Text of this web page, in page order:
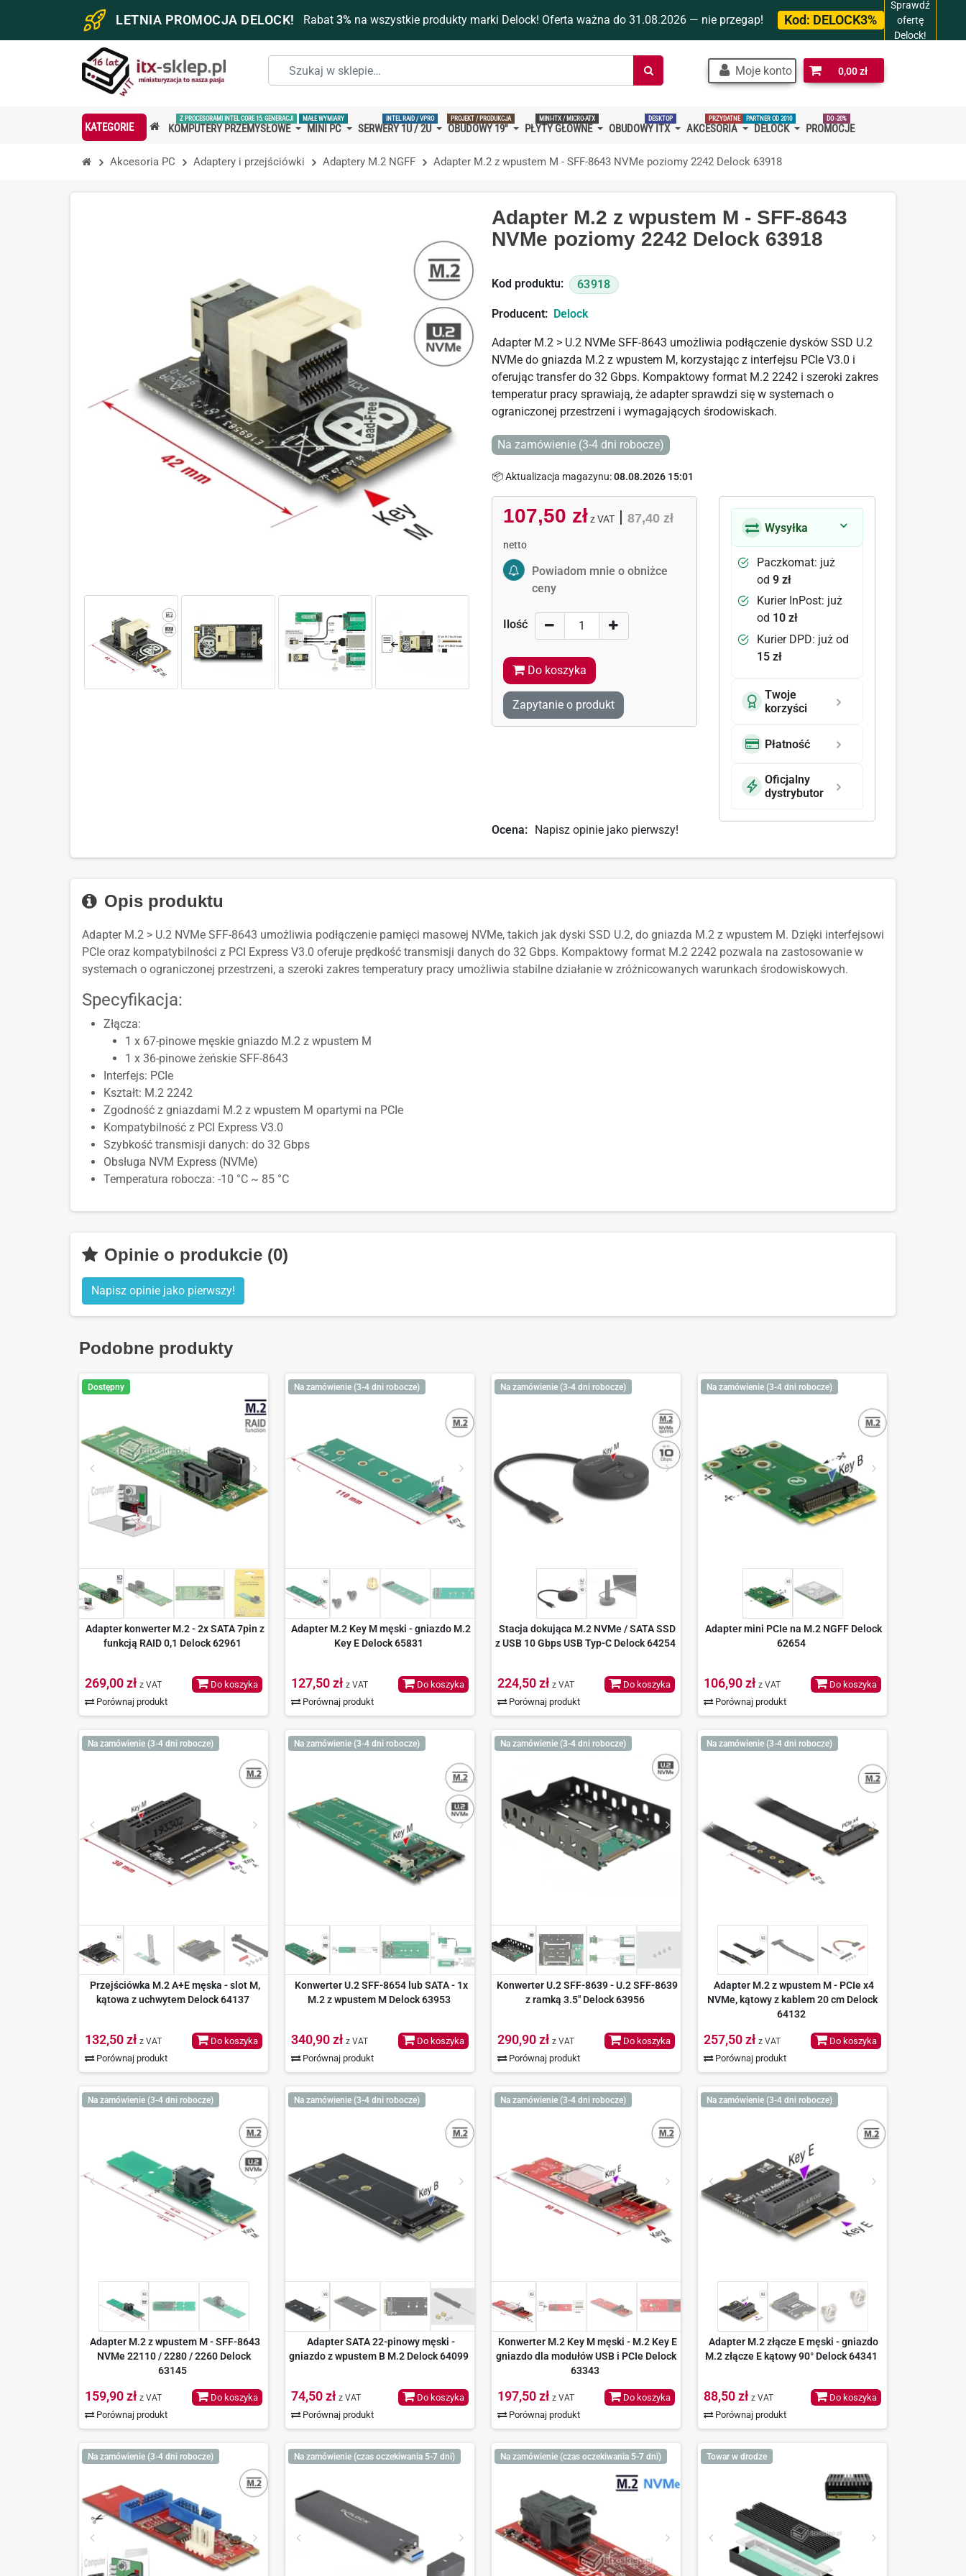
LETNIA PROMOCJA DELOCK! Rabat 3%na wszystkie produkty marki Delock! Oferta ważna do 31.08.2026 — nie przegap! Kod: DELOCK3%
Sprawdź
ofertę
Delock!
Szukaj
w
Moje konto 0,00 zł
KATEGORIE KOMPUTERY PRZEMYSŁOWE
Z PROCESORAMI INTEL CORE 15. GENERACJI
MINI PC
MAŁE WYMIARY
SERWERY 1U / 2U
INTEL RAID / VPRO
OBUDOWY 19''
PROJEKT / PRODUKCJA
PŁYTY GŁÓWNE
MINI-ITX / MICRO-ATX
OBUDOWY ITX
DESKTOP
AKCESORIA
PRZYDATNE
DELOCK
PARTNER OD 2010
PROMOCJE
DO -20%
Akcesoria PC Adaptery i przejściówki Adaptery M.2 NGFF Adapter M.2 z wpustem M - SFF-8643 NVMe poziomy 2242 Delock 63918
Adapter M.2 z wpustem M - SFF-8643
NVMe poziomy 2242 Delock 63918
Kod produktu: 63918
Producent: Delock
Adapter M.2 > U.2 NVMe SFF-8643 umożliwia podłączenie dysków SSD U.2
NVMe do gniazda M.2 z wpustem M, korzystając z interfejsu PCIe V3.0 i
oferując transfer do 32 Gbps. Kompaktowy format M.2 2242 i szeroki zakres
temperatur pracy sprawiają, że adapter sprawdzi się w systemach o
ograniczonej przestrzeni i wymagających środowiskach.
Na zamówienie (3-4 dni robocze)
📦 Aktualizacja magazynu:08.08.2026 15:01
107,50 zł z VAT| 87,40 zł
netto
Activate Price Alert
Powiadom mnie o obniżce
ceny
Ilość
Do koszyka
Zapytanie o produkt
Wysyłka
Paczkomat: już
od9 zł
Kurier InPost: już
od 10 zł
Kurier DPD: już od
15 zł
Twoje
korzyści
Płatność
Oficjalny
dystrybutor
Ocena: Napisz opinie jako pierwszy!
Opis produktu
Adapter M.2 > U.2 NVMe SFF-8643 umożliwia podłączenie pamięci masowej NVMe, takich jak dyski SSD U.2, do gniazda M.2 z wpustem M. Dzięki interfejsowi
PCIe oraz kompatybilności z PCI Express V3.0 oferuje prędkość transmisji danych do 32 Gbps. Kompaktowy format M.2 2242 pozwala na zastosowanie w
systemach o ograniczonej przestrzeni, a szeroki zakres temperatury pracy umożliwia stabilne działanie w zróżnicowanych warunkach środowiskowych.
Specyfikacja:
Złącza:
1 x 67-pinowe męskie gniazdo M.2 z wpustem M
1 x 36-pinowe żeńskie SFF-8643
Interfejs: PCIe
Kształt: M.2 2242
Zgodność z gniazdami M.2 z wpustem M opartymi na PCIe
Kompatybilność z PCI Express V3.0
Szybkość transmisji danych: do 32 Gbps
Obsługa NVM Express (NVMe)
Temperatura robocza: -10 °C ~ 85 °C
Opinie o produkcie (0)
Napisz opinie jako pierwszy!
Podobne produkty
Dostępny
Adapter konwerter M.2 - 2x SATA 7pin z
funkcją RAID 0,1 Delock 62961
269,00 zł z VAT
Porównaj produkt
Do koszyka
Na zamówienie (3-4 dni robocze)
Adapter M.2 Key M męski - gniazdo M.2
Key E Delock 65831
127,50 zł z VAT
Porównaj produkt
Do koszyka
Na zamówienie (3-4 dni robocze)
Stacja dokująca M.2 NVMe / SATA SSD
z USB 10 Gbps USB Typ-C Delock 64254
224,50 zł z VAT
Porównaj produkt
Do koszyka
Na zamówienie (3-4 dni robocze)
Adapter mini PCIe na M.2 NGFF Delock
62654
106,90 zł z VAT
Porównaj produkt
Do koszyka
Na zamówienie (3-4 dni robocze)
Przejściówka M.2 A+E męska - slot M,
kątowa z uchwytem Delock 64137
132,50 zł z VAT
Porównaj produkt
Do koszyka
Na zamówienie (3-4 dni robocze)
Konwerter U.2 SFF-8654 lub SATA - 1x
M.2 z wpustem M Delock 63953
340,90 zł z VAT
Porównaj produkt
Do koszyka
Na zamówienie (3-4 dni robocze)
Konwerter U.2 SFF-8639 - U.2 SFF-8639
z ramką 3.5" Delock 63956
290,90 zł z VAT
Porównaj produkt
Do koszyka
Na zamówienie (3-4 dni robocze)
Adapter M.2 z wpustem M - PCIe x4
NVMe, kątowy z kablem 20 cm Delock
64132
257,50 zł z VAT
Porównaj produkt
Do koszyka
Na zamówienie (3-4 dni robocze)
Adapter M.2 z wpustem M - SFF-8643
NVMe 22110 / 2280 / 2260 Delock
63145
159,90 zł z VAT
Porównaj produkt
Do koszyka
Na zamówienie (3-4 dni robocze)
Adapter SATA 22-pinowy męski -
gniazdo z wpustem B M.2 Delock 64099
74,50 zł z VAT
Porównaj produkt
Do koszyka
Na zamówienie (3-4 dni robocze)
Konwerter M.2 Key M męski - M.2 Key E
gniazdo dla modułów USB i PCIe Delock
63343
197,50 zł z VAT
Porównaj produkt
Do koszyka
Na zamówienie (3-4 dni robocze)
Adapter M.2 złącze E męski - gniazdo
M.2 złącze E kątowy 90° Delock 64341
88,50 zł z VAT
Porównaj produkt
Do koszyka
Na zamówienie (3-4 dni robocze) Na zamówienie (czas oczekiwania 5-7 dni) Na zamówienie (czas oczekiwania 5-7 dni) Towar w drodze